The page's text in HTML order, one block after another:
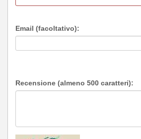
Email (facoltativo):
Recensione (almeno 500 caratteri):